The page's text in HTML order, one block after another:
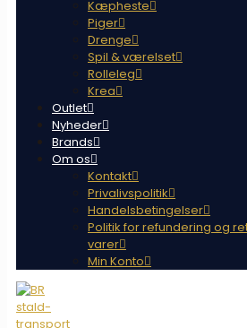
Kæpheste
Piger
Drenge
Spil & værelset
Rolleleg
Krea
Outlet
Nyheder
Brands
Om os
Kontakt
Privalivspolitik
Handelsbetingelser
Politik for refundering og
varer
Min Konto